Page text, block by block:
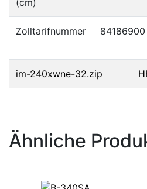
Zolltarifnummer 84186900
im-240xwne-32.zip
Ähnliche